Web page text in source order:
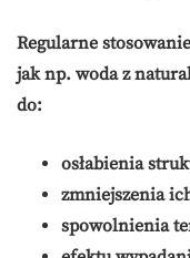
Regularne
jak np. woda z
do:
osłabienia
zmniejszenia
spowolnienia